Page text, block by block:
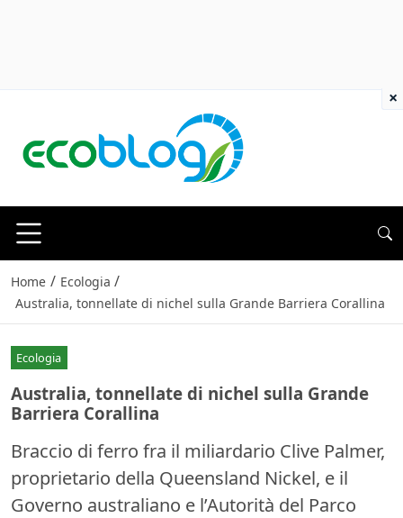
Home / Ecologia /
Australia, tonnellate di nichel sulla Grande Barriera Corallina
Ecologia
Australia, tonnellate di nichel sulla Grande
Barriera Corallina
Braccio di ferro fra il miliardario Clive Palmer,
proprietario della Queensland Nickel, e il
Governo australiano e l’Autorità del Parco
×